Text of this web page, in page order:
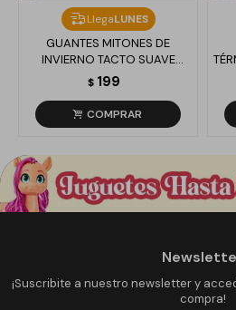
LlegaLUNES
GUANTES MITONES DE
INVIERNO TACTO SUAVE
EFECTO NUBE - BLANCO
$ 199
¡Suscribite a nuestro newsletter y
compra!